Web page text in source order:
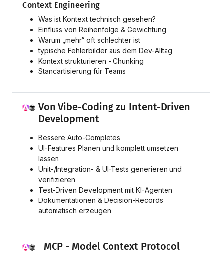
Context Engineering
Was ist Kontext technisch gesehen?
Einfluss von Reihenfolge & Gewichtung
Warum „mehr“ oft schlechter ist
typische Fehlerbilder aus dem Dev-Alltag
Kontext strukturieren - Chunking
Standartisierung für Teams
Von Vibe-Coding zu Intent-Driven
Development
Bessere Auto-Completes
UI-Features Planen und komplett umsetzen
lassen
Unit-/Integration- & UI-Tests generieren und
verifizieren
Test-Driven Development mit KI-Agenten
Dokumentationen & Decision-Records
automatisch erzeugen
MCP - Model Context Protocol